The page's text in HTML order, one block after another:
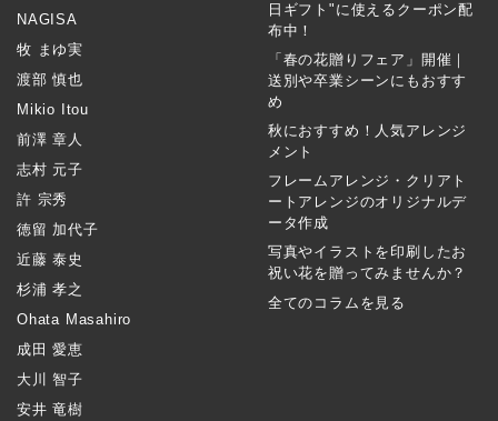
NAGISA
牧 まゆ実
渡部 慎也
Mikio Itou
前澤 章人
志村 元子
許 宗秀
徳留 加代子
近藤 泰史
杉浦 孝之
Ohata Masahiro
成田 愛恵
大川 智子
安井 竜樹
日ギフト"に使えるクーポン配
布中！
「春の花贈りフェア」開催｜
送別や卒業シーンにもおすす
め
秋におすすめ！人気アレンジ
メント
フレームアレンジ・クリアト
ートアレンジのオリジナルデ
ータ作成
写真やイラストを印刷したお
祝い花を贈ってみませんか？
全てのコラムを見る